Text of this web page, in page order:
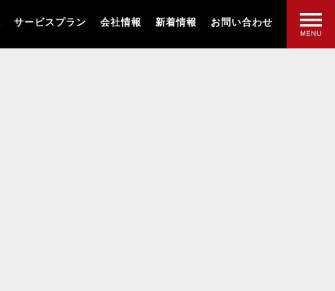
サービスプラン 会社情報 新着情報 お問い合わせ